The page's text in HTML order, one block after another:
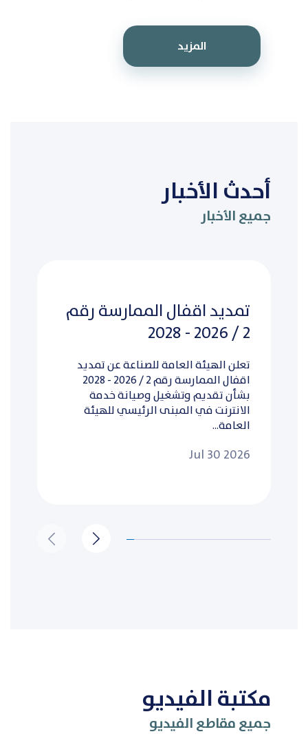
المزيد
أحدث الأخبار
جميع الأخبار
تمديد اقفال الممارسة رقم
2 / 2026 - 2028
تعلن الهيئة العامة للصناعة عن تمديد
اقفال الممارسة رقم 2 / 2026 - 2028
بشأن تقديم وتشغيل وصيانة خدمة
الانترنت في المبنى الرئيسي للهيئة
العامة...
Jul 30 2026
مكتبة الفيديو
جميع مقاطع الفيديو